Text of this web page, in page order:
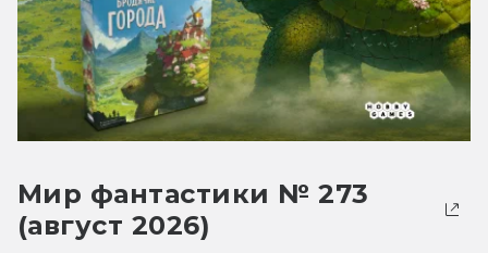
Мир фантастики № 273
(август 2026)